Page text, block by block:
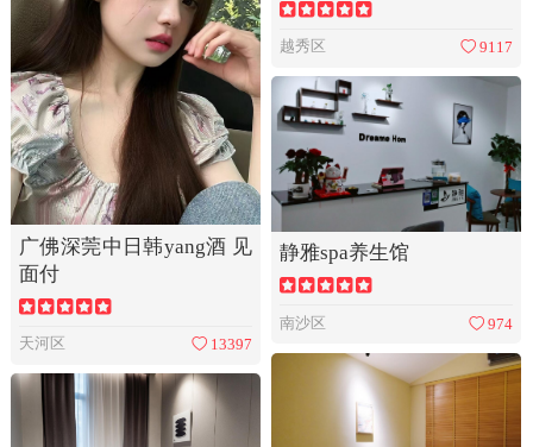
越秀区 9117
广佛深莞中日韩yang酒 见
面付
天河区 13397
静雅spa养生馆
南沙区 974